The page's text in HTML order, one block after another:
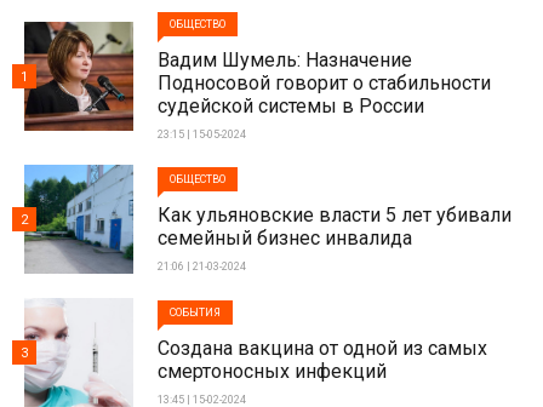
ОБЩЕСТВО
Вадим Шумель: Назначение
Подносовой говорит о стабильности
судейской системы в России
23:15 | 15-05-2024
1
ОБЩЕСТВО
Как ульяновские власти 5 лет убивали
семейный бизнес инвалида
21:06 | 21-03-2024
2
СОБЫТИЯ
Создана вакцина от одной из самых
смертоносных инфекций
13:45 | 15-02-2024
3